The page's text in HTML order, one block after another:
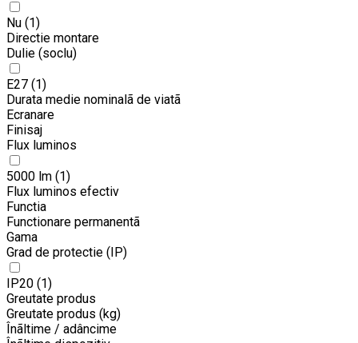
Nu (1)
Directie montare
Dulie (soclu)
E27 (1)
Durata medie nominalã de viatã
Ecranare
Finisaj
Flux luminos
5000 lm (1)
Flux luminos efectiv
Functia
Functionare permanentã
Gama
Grad de protectie (IP)
IP20 (1)
Greutate produs
Greutate produs (kg)
Înãltime / adâncime